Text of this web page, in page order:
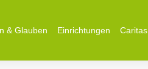
& Glauben Einrichtungen Caritas